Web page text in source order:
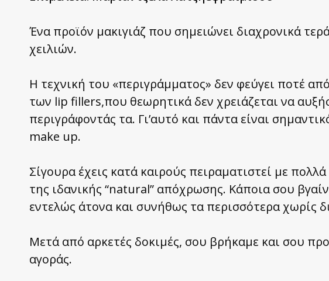
Ένα προϊόν μακιγιάζ που σημειώνει διαχρονικά
χειλιών.
Η τεχνική του «περιγράμματος» δεν φεύγει ποτέ
των lip fillers,που θεωρητικά δεν χρειάζεται να
περιγράφοντάς τα. Γι’αυτό και πάντα είναι
make up.
Σίγουρα έχεις κατά καιρούς πειραματιστεί με
της ιδανικής “natural” απόχρωσης. Κάποια σου
εντελώς άτονα και συνήθως τα περισσότερα χωρίς
Μετά από αρκετές δοκιμές, σου βρήκαμε και σου
αγοράς.